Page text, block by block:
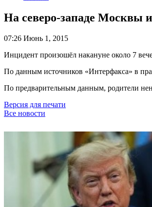
На северо-западе Москвы
07:26 Июнь 1, 2015
Инцидент произошёл накануне около 7
По данным источников «Интерфакса» в
По предварительным данным, родители
Версия для печати
Все новости